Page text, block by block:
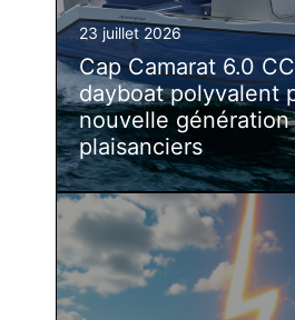
23 juillet 2026
Cap Camarat 6.0
dayboat polyvalent
nouvelle génération
plaisanciers